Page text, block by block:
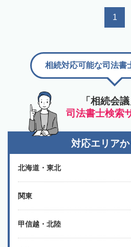
1
「相続会
司法書士検索
相続対応可能な司法書
対応エリア
北海道・東北
関東
甲信越・北陸